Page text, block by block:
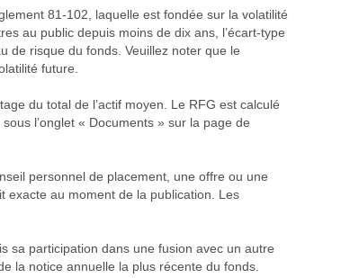
81-102, laquelle est fondée sur la volatilité
au public depuis moins de dix ans, l’écart-type
de risque du fonds. Veuillez noter que le
future.
du total de l’actif moyen. Le RFG est calculé
l’onglet « Documents » sur la page de
personnel de placement, une offre ou une
exacte au moment de la publication. Les
sa participation dans une fusion avec un autre
la notice annuelle la plus récente du fonds.